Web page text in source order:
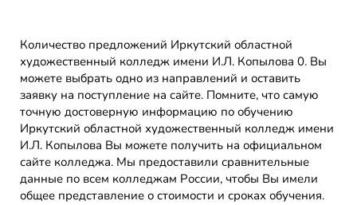
Количество предложений Иркутский областной
художественный колледж имени И.Л. Копылова 0. Вы
можете выбрать одно из направлений и оставить
заявку на поступление на сайте. Помните, что самую
точную достоверную информацию по обучению
Иркутский областной художественный колледж имени
И.Л. Копылова Вы можете получить на официальном
сайте колледжа. Мы предоставили сравнительные
данные по всем колледжам России, чтобы Вы имели
общее представление о стоимости и сроках обучения.